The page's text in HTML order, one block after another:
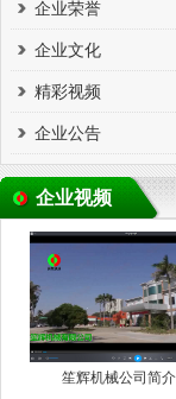
企业荣誉
企业文化
精彩视频
企业公告
企业视频
笙辉机械公司简介